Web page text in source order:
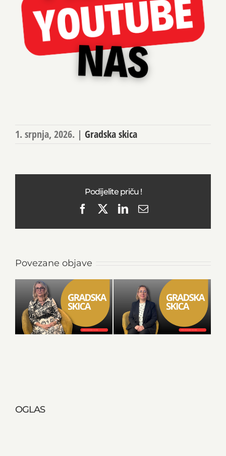
1. srpnja, 2026. | Gradska skica
Podijelite priču !
FacebookLinkedIn
Email
Povezane objave
OGLAS